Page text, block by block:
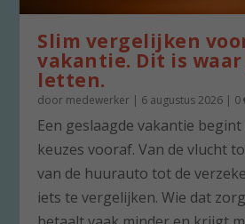
Slim vergelijken
vakantie. Dit is
letten.
door medewerker | 6 augustus 2026 | 0
Een geslaagde vakantie
keuzes vooraf. Van de vlucht
van de huurauto tot de
iets te vergelijken. Wie dat